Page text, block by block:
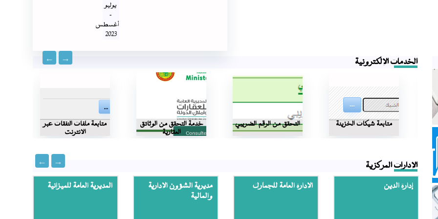
يوليو
-
أغسطس
2023
الخدمات الإلكترونية
متابعة شيكات الخزينة التحقق من الرقم الضريبي
خدمة التحقق من الوثائق
العقارية
متابعة ملفات النفقات عبر
الانترنت
الإدارات المركزية
إدارة الدين الإدارة العامة للجمارك
مديرية الشؤون الإدارية
والمالية
المديرية العامة للميزانية